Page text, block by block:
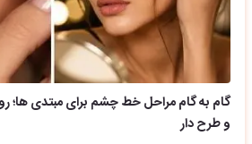
گام به گام مراحل خط چشم برای مبتدی
و طرح دار